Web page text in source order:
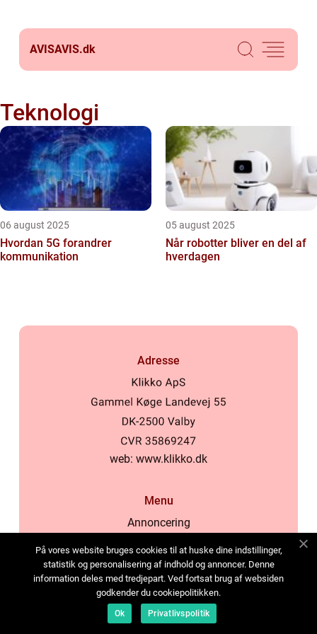
AVISAVIS.dk
Teknologi
06 august 2025
Hvordan 5G forandrer
kommunikation
05 august 2025
Når robotter bliver en del af
hverdagen
Adresse
web: www.klikko.dk
Menu
Annoncering
Cookies
Kontakt os
Sitemap
På vores website bruges cookies til at huske dine indstillinger,
statistik og personalisering af indhold og annoncer. Denne
information deles med tredjepart. Ved fortsat brug af websiden
godkender du cookiepolitikken.
Ok Privatlivspolitik